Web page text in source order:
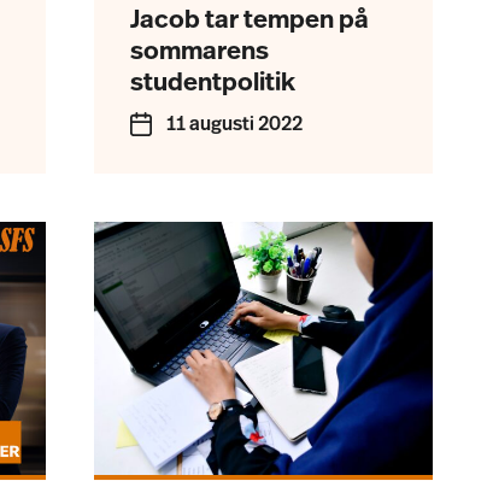
Jacob tar tempen på
sommarens
studentpolitik
11 augusti 2022